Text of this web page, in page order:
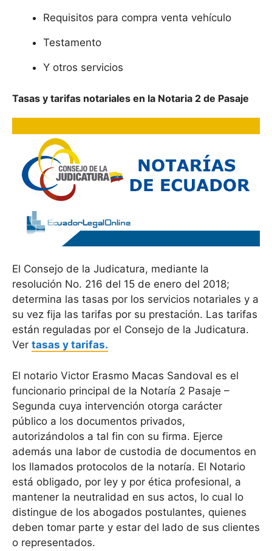
Requisitos para compra venta vehículo
Testamento
Y otros servicios
Tasas y tarifas notariales en la Notaria 2 de Pasaje
El Consejo de la Judicatura, mediante la
resolución No. 216 del 15 de enero del 2018;
determina las tasas por los servicios notariales y a
su vez fija las tarifas por su prestación. Las tarifas
están reguladas por el Consejo de la Judicatura.
Ver tasas y tarifas.
El notario Victor Erasmo Macas Sandoval es el
funcionario principal de la Notaría 2 Pasaje –
Segunda cuya intervención otorga carácter
público a los documentos privados,
autorizándolos a tal fin con su firma. Ejerce
además una labor de custodia de documentos en
los llamados protocolos de la notaría. El Notario
está obligado, por ley y por ética profesional, a
mantener la neutralidad en sus actos, lo cual lo
distingue de los abogados postulantes, quienes
deben tomar parte y estar del lado de sus clientes
o representados.